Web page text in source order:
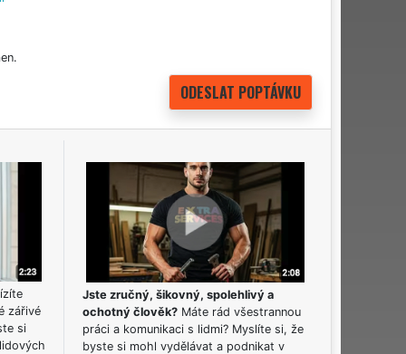
zářivé
si
Jste zručný, šikovný, spolehlivý a
ochotný člověk? Máte rád všestrannou
práci a komunikaci s lidmi? Myslíte si, že
byste si mohl vydělávat a podnikat v